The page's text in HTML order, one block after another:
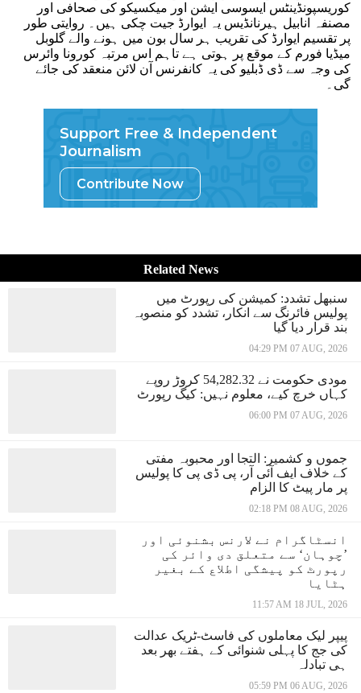
کوریسپونڈینٹس ایسوسی ایشن اور میکسیکو کی صحافی اور
مصنفہ انابیل ہیرنانڈیس یہ ایوارڈ جیت چکی ہیں۔ روایتی طور
پر تقسیم ایوارڈ کی تقریب ہر سال بون میں ہونے والے گلوبل
میڈیا فورم کے موقع پر ہوتی ہے تاہم اس مرتبہ کورونا وائرس
کی وجہ سے ڈی ڈبلیو کی یہ کانفرنس آن لائن منعقد کی جائے
گی۔
Support Free & Independent
Journalism
Contribute Now
Related News
سنبھل تشدد: کمیشن کی رپورٹ میں
پولیس فائرنگ سے انکار، تشدد کو منصوبہ
بند قرار دیا گیا
04:29 PM 07 AUG, 2026
مودی حکومت نے 54,282.32 کروڑ روپے
کہاں خرچ کیے، معلوم نہیں: کیگ رپورٹ
06:00 PM 07 AUG, 2026
جموں و کشمیر: التجا اور محبوبہ مفتی
کے خلاف ایف آئی آر، پی ڈی پی کا پولیس
پر مار پیٹ کا الزام
02:18 PM 08 AUG, 2026
انسٹاگرام نے لارنس بشنوئی اور
’چوہان‘ سے متعلق دی وائر کی
رپورٹ کو پیشگی اطلاع کے بغیر
ہٹایا
11:57 AM 18 JUL, 2026
پیپر لیک معاملوں کی فاسٹ-ٹریک عدالت
کی جج کا پہلی شنوائی کے ہفتے بھر بعد
ہی تبادلہ
05:59 PM 06 AUG, 2026